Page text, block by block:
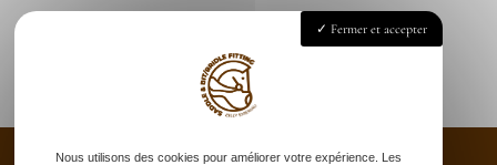
Fermer et accepter
Nous utilisons des cookies pour améliorer votre expérience. Les